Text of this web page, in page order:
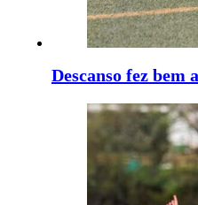
Descanso fez bem